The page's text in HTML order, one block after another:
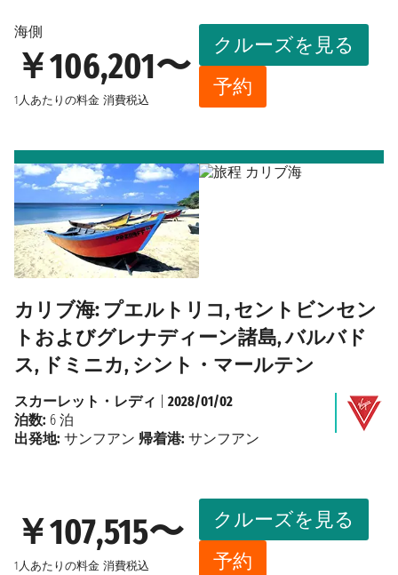
海側
￥106,201〜
1人あたりの料金 消費税込
クルーズを見る
予約
カリブ海: プエルトリコ, セントビンセン
トおよびグレナディーン諸島, バルバド
ス, ドミニカ, シント・マールテン
￥107,515〜
1人あたりの料金 消費税込
クルーズを見る
予約
スカーレット・レディ
2028/01/02
泊数: 6 泊
出発地: サンフアン 帰着港: サンフアン